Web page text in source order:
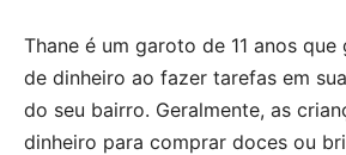
Thane é um garoto de 11 anos que
de dinheiro ao fazer tarefas em
do seu bairro. Geralmente, as
dinheiro para comprar doces ou